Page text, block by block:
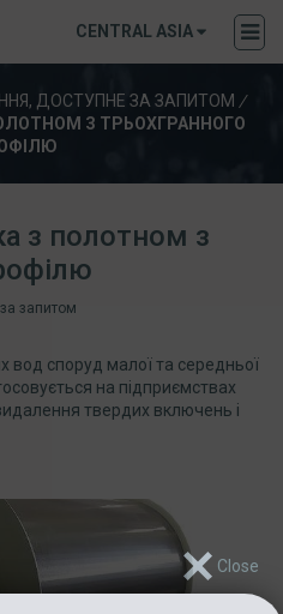
CENTRAL ASIA
ДОСТУПНЕ ЗА ЗАПИТОМ /
З ТРЬОХГРАННОГО
з полотном з
запитом
вод споруд малої та середньої
на підприємствах
твердих включень і